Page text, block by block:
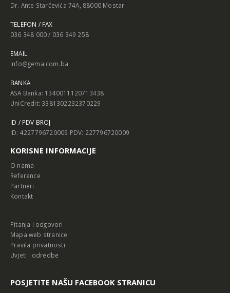
Dr. Ante Starčevića 74A, 88000 Mostar
TELEFON / FAX
036 348 000 / 036 349 258
EMAIL
info@gema.com.ba
BANKA
ASA Banka: 1340011120713438
UniCredit: 3381302232370229
ID / PDV BROJ
ID: 4227796720009 PDV: 227796720009
KORISNE INFORMACIJE
O nama
Reference
Partneri
Kontakt
Pitanja i odgovori
Mapa web stranice
Pravila privatnosti
Uvjeti i odredbe
POSJETITE NAŠU FACEBOOK STRANICU